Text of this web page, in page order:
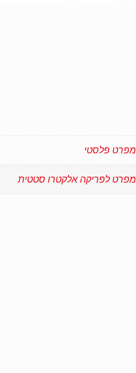
מפרט פלסטי
מפרט לפריקה אלקטרו סטטית